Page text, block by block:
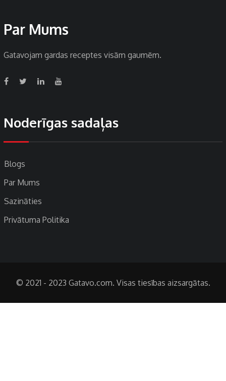
Par Mums
Gatavojam gardas receptes visām gaumēm.
Noderīgas sadaļas
Blogs
Par Mums
Sazināties
Privātuma Politika
© 2021 - 2023 Gatavo.com. Visas tiesības aizsargātas.